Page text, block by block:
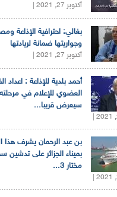
أكتوبر 27, 2021 |
بغالي: احترافية الإذاعة
وجواريتها ضمانة لريادتها
أكتوبر 27, 2021 |
أحمد بلدية للإذاعة : اعداد
العضوي للإعلام في مرحلته
سيعرض قريبا...
بن عبد الرحمان يشرف هذا
بميناء الجزائر على تدشين
مختار 3...